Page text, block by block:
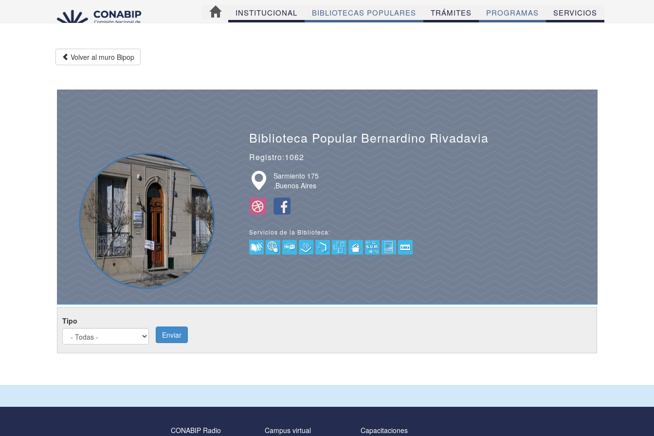
INSTITUCIONAL BIBLIOTECAS POPULARES TRÁMITES PROGRAMAS SERVICIOS
Volver al muro Bipop
Biblioteca Popular Bernardino Rivadavia
Registro:1062
Sarmiento 175
,Buenos Aires
Servicios de la Biblioteca:
Tipo
Enviar
CONABIP Radio Campus virtual Capacitaciones